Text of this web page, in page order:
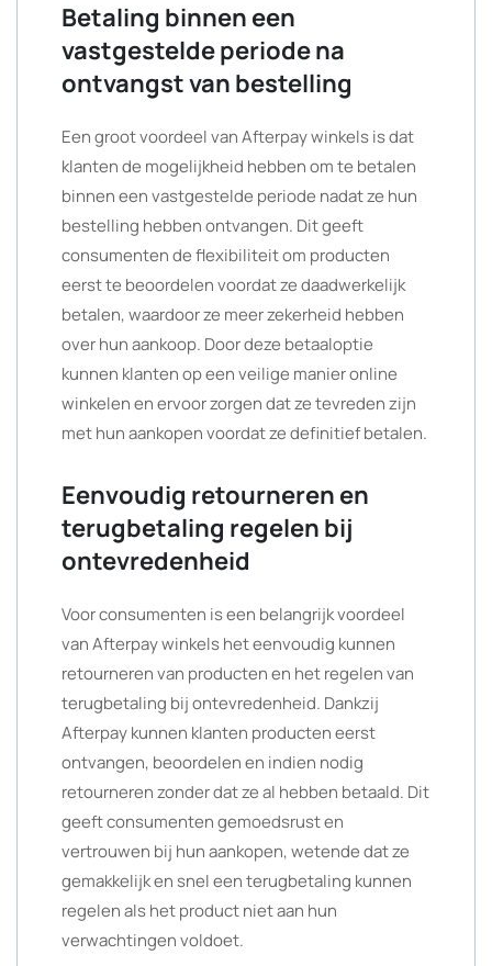
Betaling binnen een
vastgestelde periode na
ontvangst van bestelling
Een groot voordeel van Afterpay winkels is dat
klanten de mogelijkheid hebben om te betalen
binnen een vastgestelde periode nadat ze hun
bestelling hebben ontvangen. Dit geeft
consumenten de flexibiliteit om producten
eerst te beoordelen voordat ze daadwerkelijk
betalen, waardoor ze meer zekerheid hebben
over hun aankoop. Door deze betaaloptie
kunnen klanten op een veilige manier online
winkelen en ervoor zorgen dat ze tevreden zijn
met hun aankopen voordat ze definitief betalen.
Eenvoudig retourneren en
terugbetaling regelen bij
ontevredenheid
Voor consumenten is een belangrijk voordeel
van Afterpay winkels het eenvoudig kunnen
retourneren van producten en het regelen van
terugbetaling bij ontevredenheid. Dankzij
Afterpay kunnen klanten producten eerst
ontvangen, beoordelen en indien nodig
retourneren zonder dat ze al hebben betaald. Dit
geeft consumenten gemoedsrust en
vertrouwen bij hun aankopen, wetende dat ze
gemakkelijk en snel een terugbetaling kunnen
regelen als het product niet aan hun
verwachtingen voldoet.